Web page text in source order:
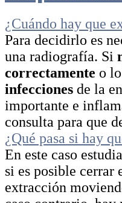
¿Cuándo hay que
Para decidirlo es
una radiografía. Si
correctamente o
infecciones de la
importante e
consulta para que
¿Qué pasa si hay
En este caso
si es posible cerrar
extracción